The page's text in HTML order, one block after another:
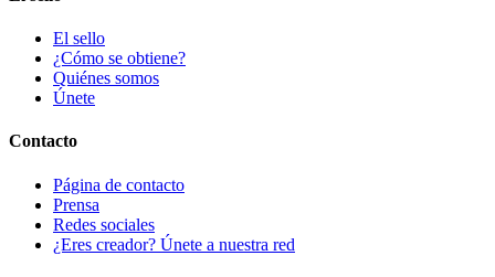
El sello
¿Cómo se obtiene?
Quiénes somos
Únete
Contacto
Página de contacto
Prensa
Redes sociales
¿Eres creador? Únete a nuestra red